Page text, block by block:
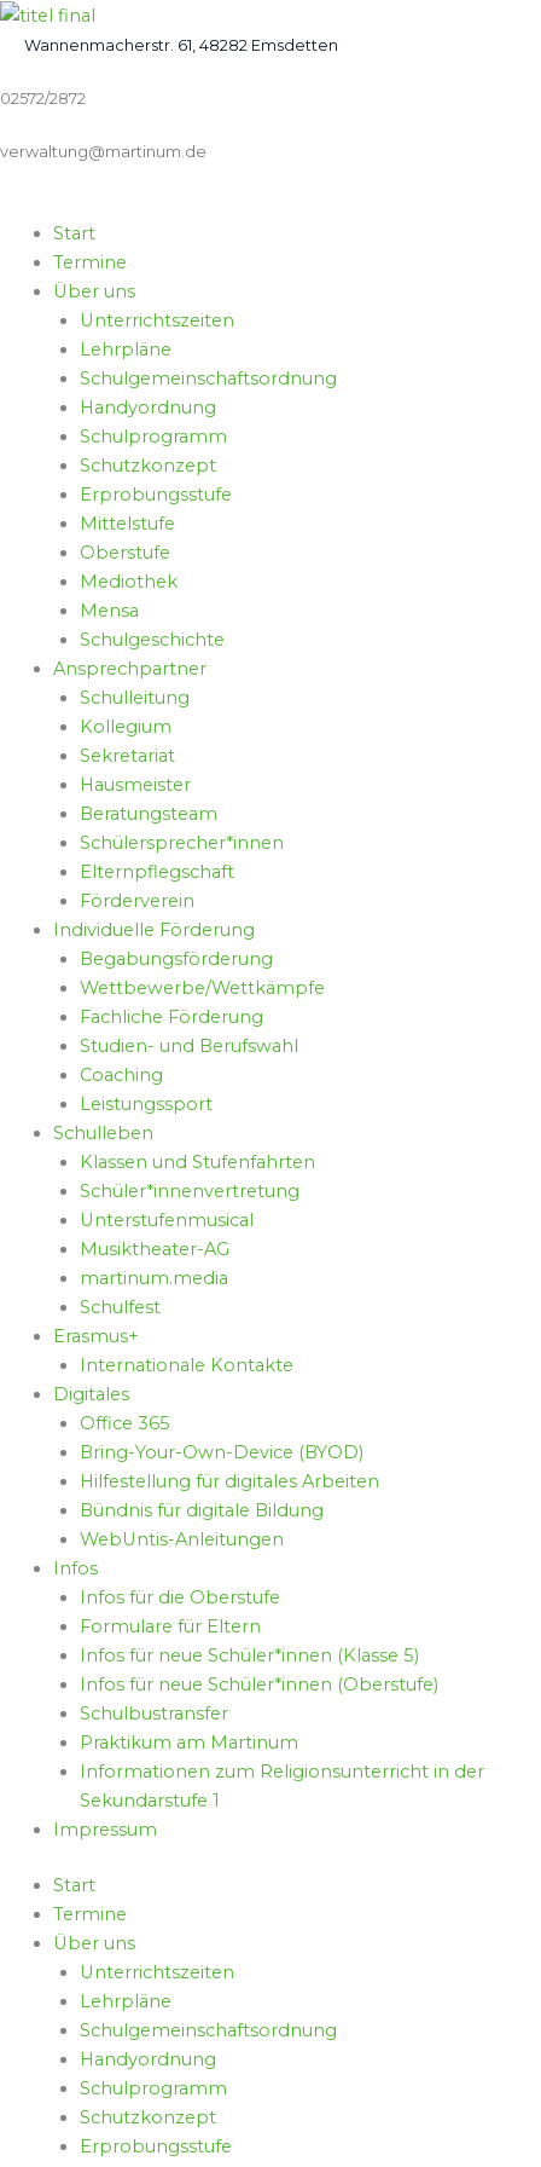
Zum
InhaltWannenmacherstr. 61, 48282 Emsdetten
02572/2872
verwaltung@martinum.de
Start
Termine
Über uns
Unterrichtszeiten
Lehrpläne
Schulgemeinschaftsordnung
Handyordnung
Schulprogramm
Schutzkonzept
Erprobungsstufe
Mittelstufe
Oberstufe
Mediothek
Mensa
Schulgeschichte
Ansprechpartner
Schulleitung
Kollegium
Sekretariat
Hausmeister
Beratungsteam
Schülersprecher*innen
Elternpflegschaft
Förderverein
Individuelle Förderung
Begabungsförderung
Wettbewerbe/Wettkämpfe
Fachliche Förderung
Studien- und Berufswahl
Coaching
Leistungssport
Schulleben
Klassen und Stufenfahrten
Schüler*innenvertretung
Unterstufenmusical
Musiktheater-AG
martinum.media
Schulfest
Erasmus+
Internationale Kontakte
Digitales
Office 365
Bring-Your-Own-Device (BYOD)
Hilfestellung für digitales Arbeiten
Bündnis für digitale Bildung
WebUntis-Anleitungen
Infos
Infos für die Oberstufe
Formulare für Eltern
Infos für neue Schüler*innen (Klasse 5)
Infos für neue Schüler*innen (Oberstufe)
Schulbustransfer
Praktikum am Martinum
Informationen zum Religionsunterricht in der
Sekundarstufe 1
Impressum
Start
Termine
Über uns
Unterrichtszeiten
Lehrpläne
Schulgemeinschaftsordnung
Handyordnung
Schulprogramm
Schutzkonzept
Erprobungsstufe